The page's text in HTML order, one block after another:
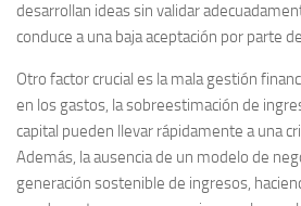
desarrollan ideas sin validar
conduce a una baja aceptación por parte
Otro factor crucial es la mala gestión
en los gastos, la sobreestimación de
capital pueden llevar rápidamente a una
Además, la ausencia de un modelo de
generación sostenible de ingresos,